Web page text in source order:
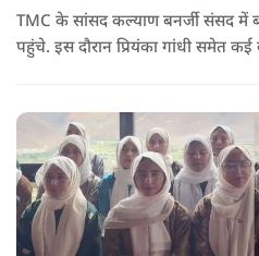
TMC के सांसद कल्याण बनर्जी संसद में
पहुंचे. इस दौरान प्रियंका गांधी समेत कई